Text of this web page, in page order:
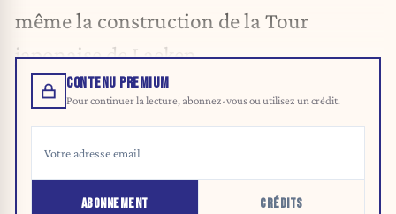
même la construction de la Tour
japonaise de Laeken.
CONTENU PREMIUM
Pour continuer la lecture, abonnez-vous ou utilisez un crédit.
ABONNEMENT CRÉDITS